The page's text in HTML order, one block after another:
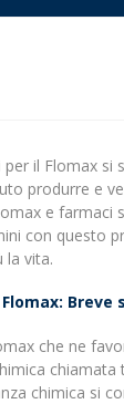
il Flomax si
produrre e
e farmaci
con questo
la vita.
Breve
che ne
chiamata
chimica si